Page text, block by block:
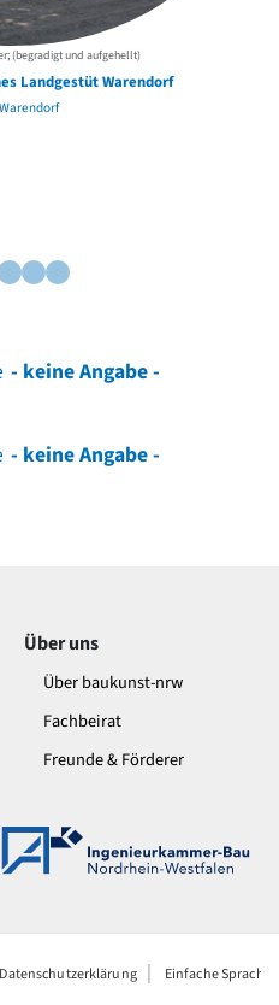
(begradigt und aufgehellt)
Landgestüt Warendorf
- keine Angabe -
- keine Angabe -
Über uns
Über baukunst-nrw
Fachbeirat
Freunde & Förderer
Datenschutzerklärung Einfache Sprache